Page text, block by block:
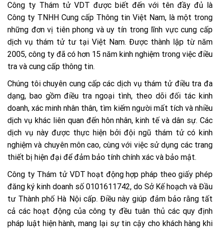
Công ty Thám tử VDT được biết đến với tên đầy đủ là
Công ty TNHH Cung cấp Thông tin Việt Nam, là một trong
những đơn vị tiên phong và uy tín trong lĩnh vực cung cấp
dịch vụ thám tử tư tại Việt Nam. Được thành lập từ năm
2005, công ty đã có hơn 15 năm kinh nghiệm trong việc điều
tra và cung cấp thông tin​.
Chúng tôi chuyên cung cấp các dịch vụ thám tử điều tra đa
dạng, bao gồm điều tra ngoại tình, theo dõi đối tác kinh
doanh, xác minh nhân thân, tìm kiếm người mất tích và nhiều
dịch vụ khác liên quan đến hôn nhân, kinh tế và dân sự. Các
dịch vụ này được thực hiện bởi đội ngũ thám tử có kinh
nghiệm và chuyên môn cao, cùng với việc sử dụng các trang
thiết bị hiện đại để đảm bảo tính chính xác và bảo mật.
Công ty Thám tử VDT hoạt động hợp pháp theo giấy phép
đăng ký kinh doanh số 0101611742, do Sở Kế hoạch và Đầu
tư Thành phố Hà Nội cấp​​. Điều này giúp đảm bảo rằng tất
cả các hoạt động của công ty đều tuân thủ các quy định
pháp luật hiện hành, mang lại sự tin cậy cho khách hàng khi